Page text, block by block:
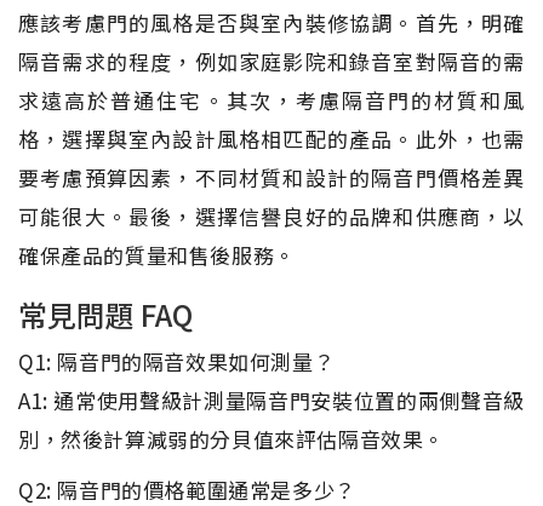
應該考慮門的風格是否與室內裝修協調。首先，明確
隔音需求的程度，例如家庭影院和錄音室對隔音的需
求遠高於普通住宅。其次，考慮隔音門的材質和風
格，選擇與室內設計風格相匹配的產品。此外，也需
要考慮預算因素，不同材質和設計的隔音門價格差異
可能很大。最後，選擇信譽良好的品牌和供應商，以
確保產品的質量和售後服務。
常見問題 FAQ
Q1: 隔音門的隔音效果如何測量？
A1: 通常使用聲級計測量隔音門安裝位置的兩側聲音級
別，然後計算減弱的分貝值來評估隔音效果。
Q2: 隔音門的價格範圍通常是多少？